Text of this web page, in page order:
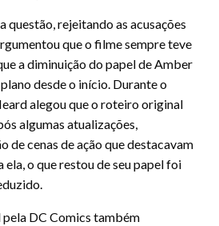
questão, rejeitando as acusações
que o filme sempre teve
a diminuição do papel de Amber
desde o início. Durante o
alegou que o roteiro original
algumas atualizações,
de cenas de ação que destacavam
ela, o que restou de seu papel foi
DC Comics também